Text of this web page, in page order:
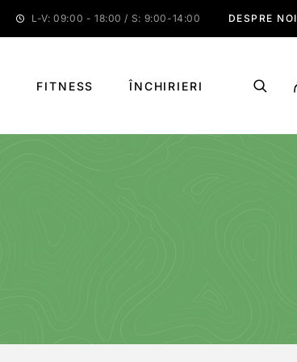
L-V: 09:00 - 18:00 / S: 9:00-14:00 DESPRE NOI
FITNESS ÎNCHIRIERI